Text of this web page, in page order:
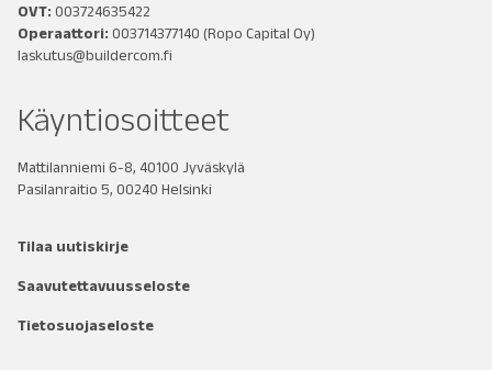
OVT: 003724635422
Operaattori: 003714377140 (Ropo Capital Oy)
laskutus@buildercom.fi
Käyntiosoitteet
Mattilanniemi 6-8, 40100 Jyväskylä
Pasilanraitio 5, 00240 Helsinki
Tilaa uutiskirje
Saavutettavuusseloste
Tietosuojaseloste